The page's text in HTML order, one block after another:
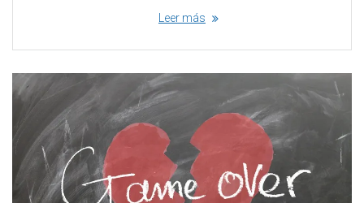
Leer más